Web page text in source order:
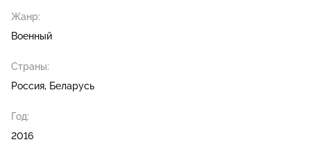
Жанр:
Военный
Страны:
Россия, Беларусь
Год:
2016